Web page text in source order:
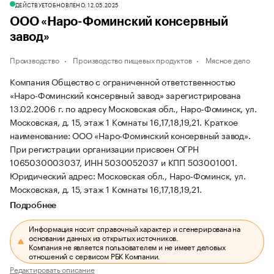
ДЕЙСТВУЕТОБНОВЛЕНО, 12.05.2025
ООО «Наро-Фоминский консервный
завод»
Производство Производство пищевых продуктов Мясное дело
Компания Общество с ограниченной ответственностью
«Наро-Фоминский консервный завод» зарегистрирована
13.02.2006 г. по адресу Московская обл., Наро-Фоминск, ул.
Московская, д. 15, этаж 1 Комнаты 16,17,18,19,21. Краткое
наименование: ООО «Наро-Фоминский консервный завод».
При регистрации организации присвоен ОГРН
1065030003037, ИНН 5030052037 и КПП 503001001.
Юридический адрес: Московская обл., Наро-Фоминск, ул.
Московская, д. 15, этаж 1 Комнаты 16,17,18,19,21.
Подробнее
Информация носит справочный характер и сгенерирована на
основании данных из открытых источников.
Компания не является пользователем и не имеет деловых
отношений с сервисом РБК Компании.
Редактировать описание